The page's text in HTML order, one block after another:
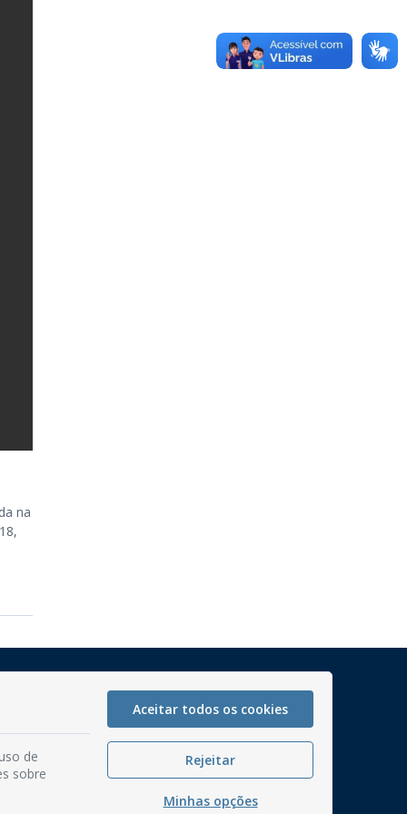
na
Perguntas frequentes
de
sobre
Aceitar todos os cookies
Rejeitar
Minhas opções